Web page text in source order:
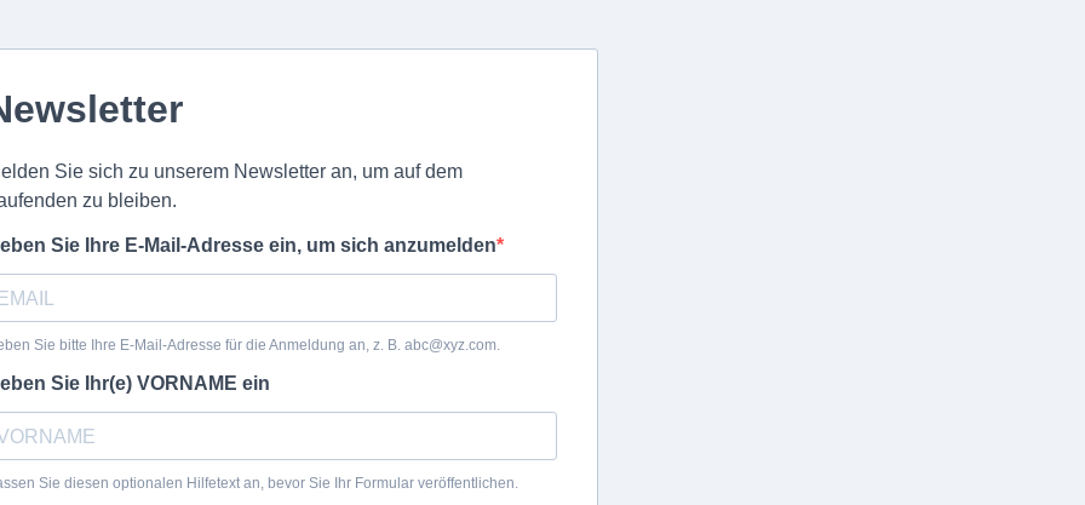
Sie sich zu unserem Newsletter an, um auf dem
zu bleiben.
Sie Ihre E-Mail-Adresse ein, um sich anzumelden
Sie bitte Ihre E-Mail-Adresse für die Anmeldung an, z. B. abc@xyz.com.
Sie Ihr(e) VORNAME ein
Sie diesen optionalen Hilfetext an, bevor Sie Ihr Formular veröffentlichen.